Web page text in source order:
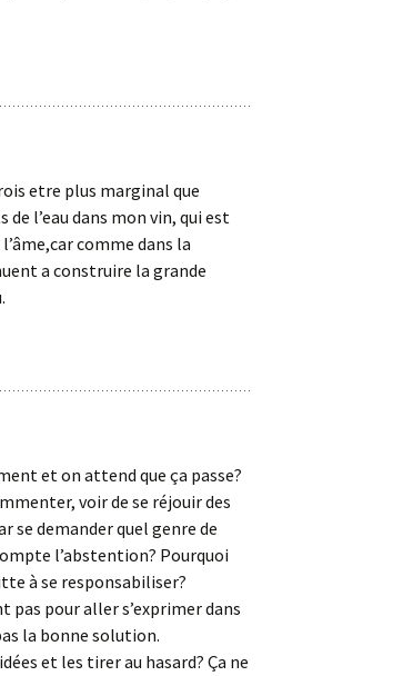
etre plus marginal que
l’eau dans mon vin, qui est
comme dans la
a construire la grande
et on attend que ça passe?
voir de se réjouir des
se demander quel genre de
l’abstention? Pourquoi
à se responsabiliser?
pas pour aller s’exprimer dans
la bonne solution.
et les tirer au hasard? Ça ne